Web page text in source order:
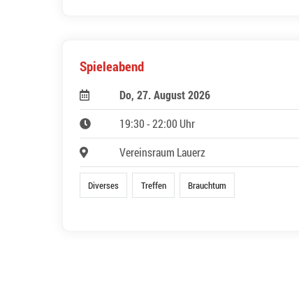
Spieleabend
Do, 27. August 2026
19:30 - 22:00 Uhr
Vereinsraum Lauerz
Diverses Treffen Brauchtum